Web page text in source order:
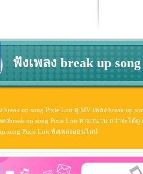
ฟังเพลง break up
break up song Pixie Lott ดู MV เพลง break up
งbreak up song Pixie Lott หามานาน กว่าจะได้
song Pixie Lott ฟังเพลงออนไลน์